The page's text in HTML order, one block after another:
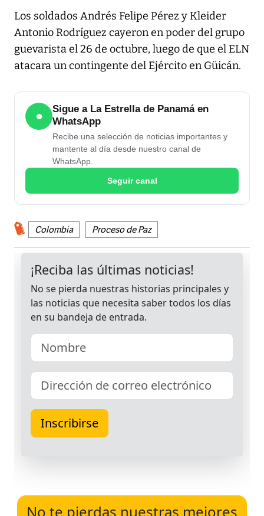
Los soldados Andrés Felipe Pérez y Kleider
Antonio Rodríguez cayeron en poder del grupo
guevarista el 26 de octubre, luego de que el ELN
atacara un contingente del Ejército en Güicán.
●
Sigue a La Estrella de Panamá en
WhatsApp
Recibe una selección de noticias importantes y
mantente al día desde nuestro canal de
WhatsApp.
Seguir canal
Colombia Proceso de Paz
No te pierdas nuestras mejores